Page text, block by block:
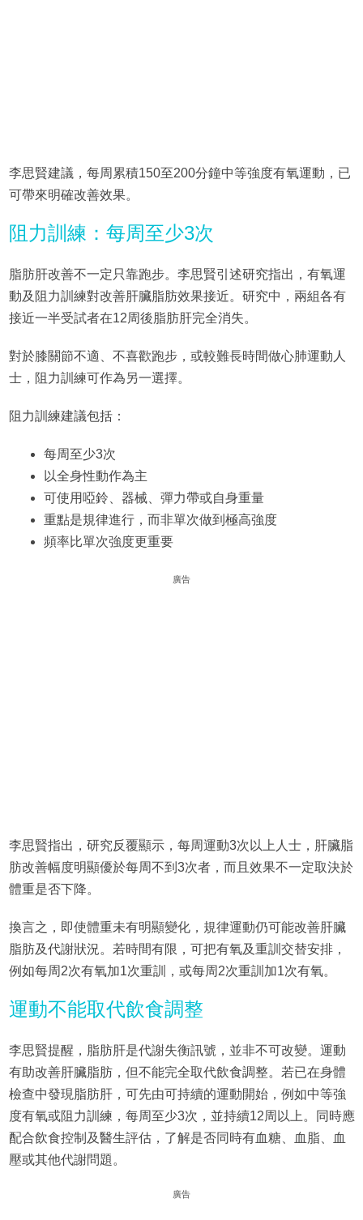
李思賢建議，每周累積150至200分鐘中等強度有氧運動，已
可帶來明確改善效果。
阻力訓練：每周至少3次
脂肪肝改善不一定只靠跑步。李思賢引述研究指出，有氧運
動及阻力訓練對改善肝臟脂肪效果接近。研究中，兩組各有
接近一半受試者在12周後脂肪肝完全消失。
對於膝關節不適、不喜歡跑步，或較難長時間做心肺運動人
士，阻力訓練可作為另一選擇。
阻力訓練建議包括：
每周至少3次
以全身性動作為主
可使用啞鈴、器械、彈力帶或自身重量
重點是規律進行，而非單次做到極高強度
頻率比單次強度更重要
廣告
李思賢指出，研究反覆顯示，每周運動3次以上人士，肝臟脂
肪改善幅度明顯優於每周不到3次者，而且效果不一定取決於
體重是否下降。
換言之，即使體重未有明顯變化，規律運動仍可能改善肝臟
脂肪及代謝狀況。若時間有限，可把有氧及重訓交替安排，
例如每周2次有氧加1次重訓，或每周2次重訓加1次有氧。
運動不能取代飲食調整
李思賢提醒，脂肪肝是代謝失衡訊號，並非不可改變。運動
有助改善肝臟脂肪，但不能完全取代飲食調整。若已在身體
檢查中發現脂肪肝，可先由可持續的運動開始，例如中等強
度有氧或阻力訓練，每周至少3次，並持續12周以上。同時應
配合飲食控制及醫生評估，了解是否同時有血糖、血脂、血
壓或其他代謝問題。
廣告